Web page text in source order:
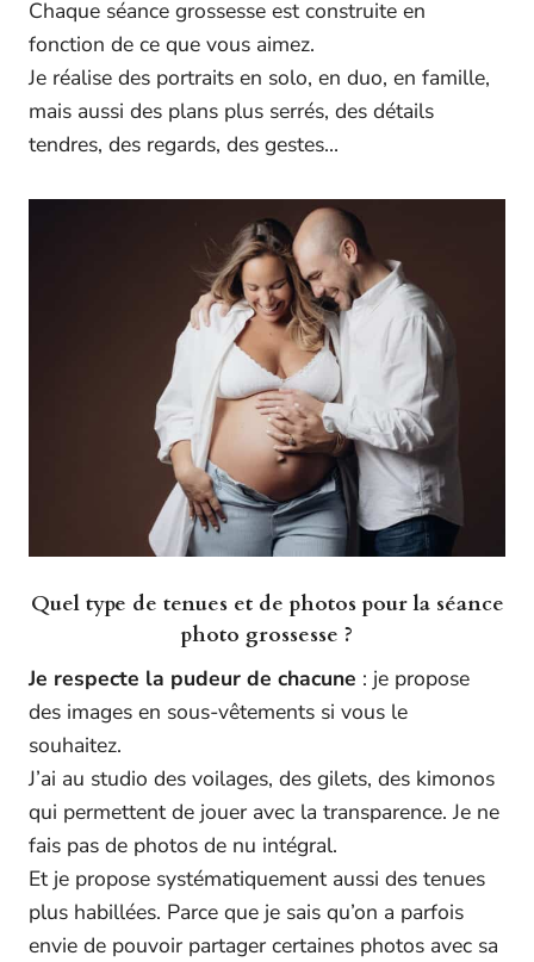
Chaque séance grossesse est construite en
fonction de ce que vous aimez.
Je réalise des portraits en solo, en duo, en famille,
mais aussi des plans plus serrés, des détails
tendres, des regards, des gestes…
Quel type de tenues et de photos pour la séance
photo grossesse ?
Je respecte la pudeur de chacune : je propose
des images en sous-vêtements si vous le
souhaitez.
J’ai au studio des voilages, des gilets, des kimonos
qui permettent de jouer avec la transparence. Je ne
fais pas de photos de nu intégral.
Et je propose systématiquement aussi des tenues
plus habillées. Parce que je sais qu’on a parfois
envie de pouvoir partager certaines photos avec sa